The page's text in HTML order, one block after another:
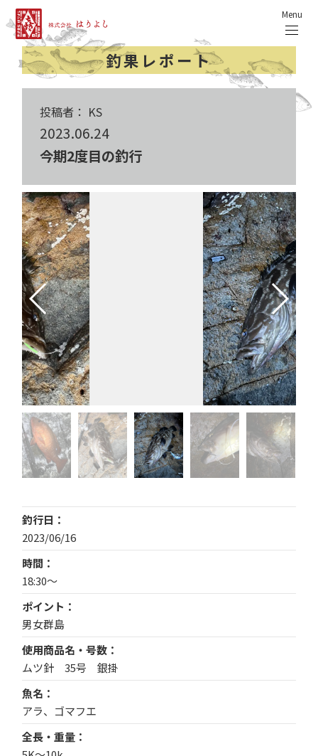
Menu
釣果レポート
投稿者： KS
2023.06.24
今期2度目の釣行
釣行日
2023/06/16
時間
18:30～
ポイント
男女群島
使用商品名・号数
ムツ針 35号 銀掛
魚名
アラ、ゴマフエ
全長・重量